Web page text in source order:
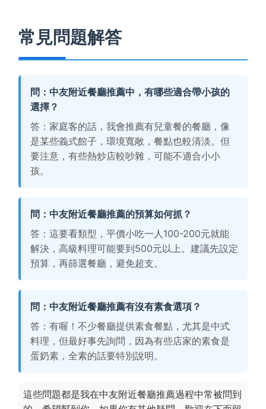
常見問題解答
問：中友附近餐廳推薦中，有哪些適合帶小孩的
選擇？
答：家庭客的話，我會推薦有兒童餐的餐廳，像
是某些義式館子，環境寬敞，餐點也較清淡。但
要注意，有些熱炒店較吵雜，可能不適合小小
孩。
問：中友附近餐廳推薦的預算如何抓？
答：這要看類型，平價小吃一人100-200元就能
解決，高級料理可能要到500元以上。建議先設定
預算，再篩選餐廳，避免超支。
問：中友附近餐廳推薦有沒有素食選項？
答：有喔！不少餐廳提供素食餐點，尤其是中式
料理，但最好事先詢問，因為有些店家的素食是
蛋奶素，全素的話要特別說明。
這些問題都是我在中友附近餐廳推薦過程中常被問到